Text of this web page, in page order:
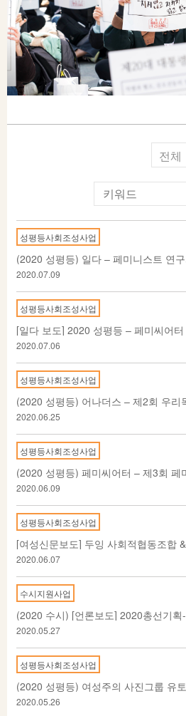
전체
성평등사회조성사업
2020.07.09
성평등사회조성사업
[일다 보도] 2020 성평등 – 페미씨어
2020.07.06
성평등사회조성사업
(2020 성평등) 어나더스 – 제2회 우리
2020.06.25
성평등사회조성사업
(2020 성평등) 페미씨어터 – 제3회 페
2020.06.09
성평등사회조성사업
2020.06.07
수시지원사업
(2020 수시) [언론보도] 2020총선기
2020.05.27
성평등사회조성사업
2020.05.26